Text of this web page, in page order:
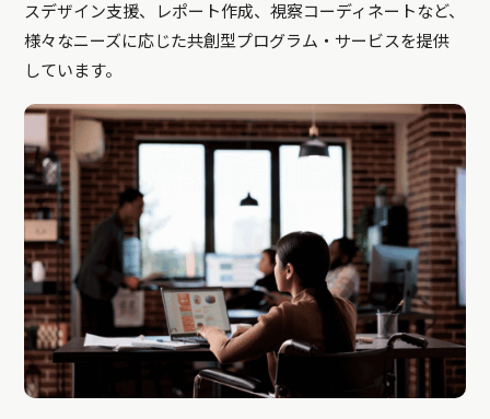
スデザイン支援、レポート作成、視察コーディネートなど、
様々なニーズに応じた共創型プログラム・サービスを提供
しています。